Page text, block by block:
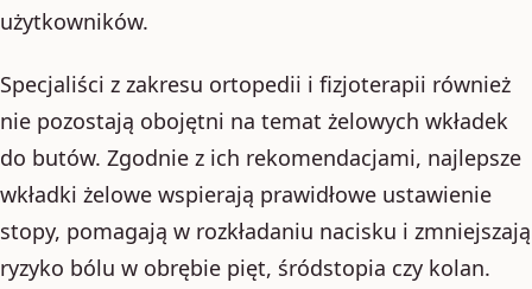
użytkowników.
Specjaliści z zakresu ortopedii i fizjoterapii również
nie pozostają obojętni na temat żelowych wkładek
do butów. Zgodnie z ich rekomendacjami, najlepsze
wkładki żelowe wspierają prawidłowe ustawienie
stopy, pomagają w rozkładaniu nacisku i zmniejszają
ryzyko bólu w obrębie pięt, śródstopia czy kolan.